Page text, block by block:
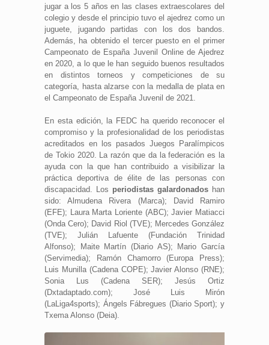
jugar a los 5 años en las clases extraescolares del
colegio y desde el principio tuvo el ajedrez como un
juguete, jugando partidas con los dos bandos.
Además, ha obtenido el tercer puesto en el primer
Campeonato de España Juvenil Online de Ajedrez
en 2020, a lo que le han seguido buenos resultados
en distintos torneos y competiciones de su
categoría, hasta alzarse con la medalla de plata en
el Campeonato de España Juvenil de 2021.
En esta edición, la FEDC ha querido reconocer el
compromiso y la profesionalidad de los periodistas
acreditados en los pasados Juegos Paralímpicos
de Tokio 2020. La razón que da la federación es la
ayuda con la que han contribuido a visibilizar la
práctica deportiva de élite de las personas con
discapacidad. Los periodistas galardonados han
sido: Almudena Rivera (Marca); David Ramiro
(EFE); Laura Marta Loriente (ABC); Javier Matiacci
(Onda Cero); David Riol (TVE); Mercedes González
(TVE); Julián Lafuente (Fundación Trinidad
Alfonso); Maite Martín (Diario AS); Mario García
(Servimedia); Ramón Chamorro (Europa Press);
Luis Munilla (Cadena COPE); Javier Alonso (RNE);
Sonia Lus (Cadena SER); Jesús Ortiz
(Dxtadaptado.com); José Luis Mirón
(LaLiga4sports); Ángels Fábregues (Diario Sport); y
Txema Alonso (Deia).